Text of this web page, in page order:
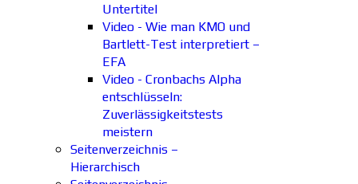
Untertitel
Video - Wie man KMO und
Bartlett-Test interpretiert –
EFA
Video - Cronbachs Alpha
entschlüsseln:
Zuverlässigkeitstests
meistern
Seitenverzeichnis –
Hierarchisch